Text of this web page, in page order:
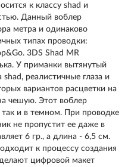
к классу shad и
Данный воблер
метра и одинаково
типах проводки:
3DS Shad MR
У приманки вытянутый
реалистичные глаза и
вариантов расцветки на
чешую. Этот воблер
так и в темном. При проводке
не пропустит ее даже в
6 гр., а длина - 6,5 см.
к процессу создания
цифровой макет